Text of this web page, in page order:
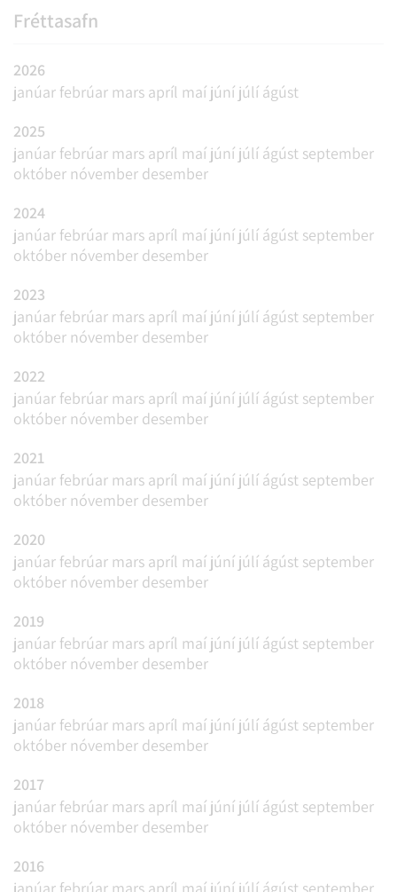
Fréttasafn
2026
janúar febrúar mars apríl maí júní júlí ágúst
2025
janúar febrúar mars apríl maí júní júlí ágúst september
október nóvember desember
2024
janúar febrúar mars apríl maí júní júlí ágúst september
október nóvember desember
2023
janúar febrúar mars apríl maí júní júlí ágúst september
október nóvember desember
2022
janúar febrúar mars apríl maí júní júlí ágúst september
október nóvember desember
2021
janúar febrúar mars apríl maí júní júlí ágúst september
október nóvember desember
2020
janúar febrúar mars apríl maí júní júlí ágúst september
október nóvember desember
2019
janúar febrúar mars apríl maí júní júlí ágúst september
október nóvember desember
2018
janúar febrúar mars apríl maí júní júlí ágúst september
október nóvember desember
2017
janúar febrúar mars apríl maí júní júlí ágúst september
október nóvember desember
2016
janúar febrúar mars apríl maí júní júlí ágúst september